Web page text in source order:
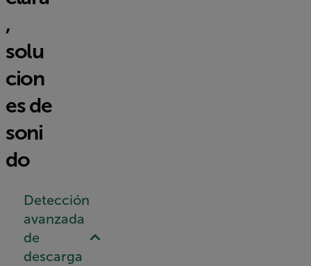
,
solu
cion
es de
soni
do
Detección
avanzada
de
descarga